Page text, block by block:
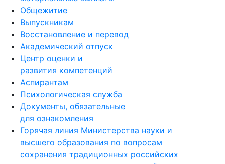
Общежитие
Выпускникам
Восстановление и перевод
Академический отпуск
Центр оценки и
развития компетенций
Аспирантам
Психологическая служба
Документы, обязательные
для ознакомления
Горячая линия Министерства науки и
высшего образования по вопросам
сохранения традиционных российских